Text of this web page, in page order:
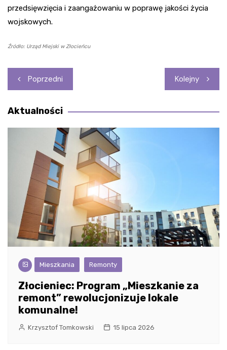
przedsięwzięcia i zaangażowaniu w poprawę jakości życia
wojskowych.
Źródło: Urząd Miejski w Złocieńcu
Nawigacja
wpisu
Poprzedni Kolejny
Aktualności
Mieszkania Remonty
Złocieniec: Program „Mieszkanie za
remont” rewolucjonizuje lokale
komunalne!
Krzysztof Tomkowski 15 lipca 2026